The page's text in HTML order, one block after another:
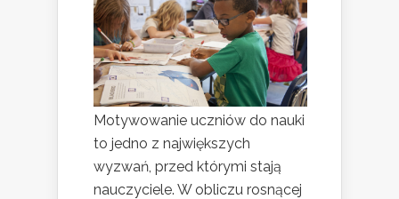
Motywowanie uczniów do nauki
to jedno z największych
wyzwań, przed którymi stają
nauczyciele. W obliczu rosnącej